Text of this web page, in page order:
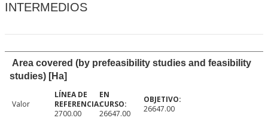
INTERMEDIOS
Area covered (by prefeasibility studies and feasibility
studies) [Ha]
Valor
2700.00
26647.00 26647.00